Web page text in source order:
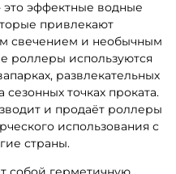
Предзаказ 5